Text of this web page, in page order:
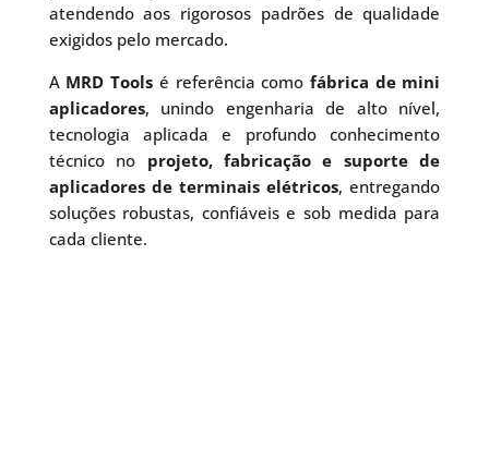
atendendo aos rigorosos padrões de qualidade
exigidos pelo mercado.
A MRD Tools é referência como fábrica de mini
aplicadores, unindo engenharia de alto nível,
tecnologia aplicada e profundo conhecimento
técnico no projeto, fabricação e suporte de
aplicadores de terminais elétricos, entregando
soluções robustas, confiáveis e sob medida para
cada cliente.